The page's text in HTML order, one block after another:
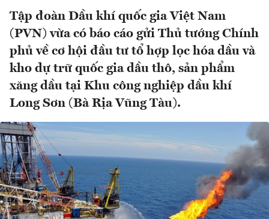
Tập đoàn Dầu khí quốc gia Việt Nam
(PVN) vừa có báo cáo gửi Thủ tướng Chính
phủ về cơ hội đầu tư tổ hợp lọc hóa dầu và
kho dự trữ quốc gia dầu thô, sản phẩm
xăng dầu tại Khu công nghiệp dầu khí
Long Sơn (Bà Rịa Vũng Tàu).